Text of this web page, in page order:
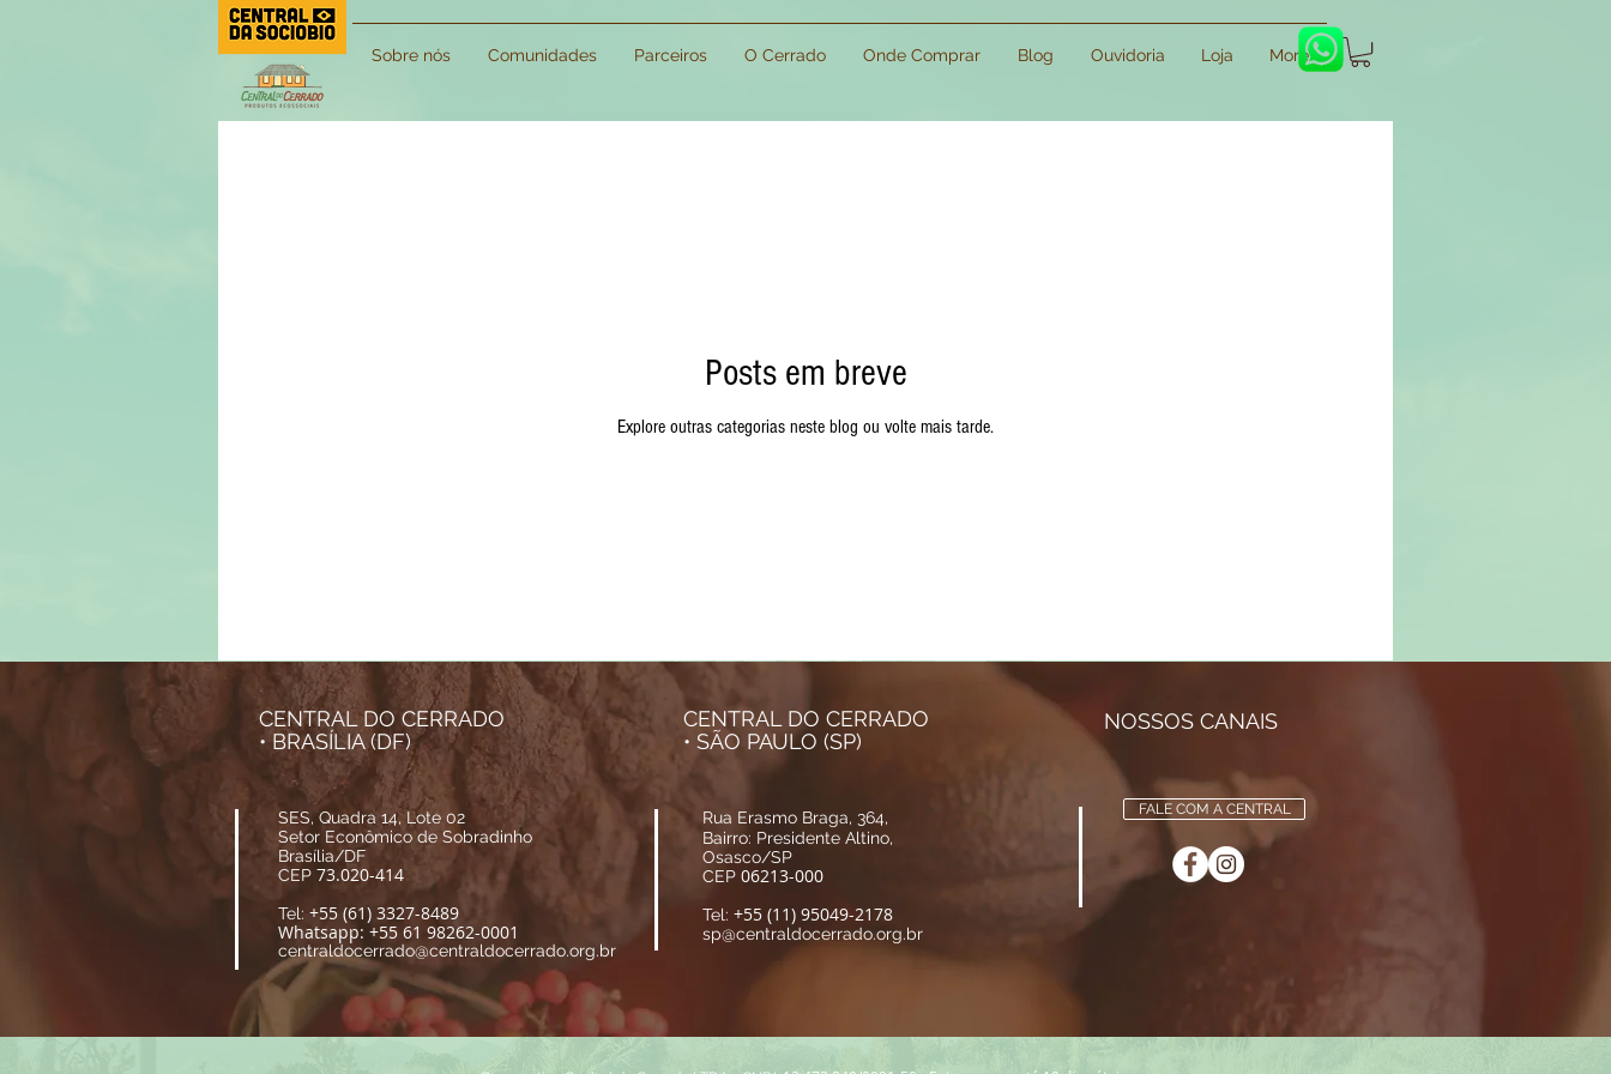
Sobre nós Comunidades Parceiros O Cerrado Onde Comprar Blog Ouvidoria Loja More
Posts em breve
Explore outras categorias neste blog ou volte mais tarde.
NOSSOS CANAIS
Rua Erasmo Braga, 364,
Bairro: Presidente Altino,
Osasco/SP
CEP 06213-000
Tel: +55 (11) 95049-2178
sp@centraldocerrado.org.br
FALE COM A CENTRAL
CENTRAL DO CERRADO
• SÃO PAULO (SP)
CENTRAL DO CERRADO
• BRASÍLIA (DF)
SES, Quadra 14, Lote 02
Setor Econômico de Sobradinho
Brasília/DF
CEP 73.020-414
Tel: +55 (61) 3327-8489
Whatsapp: +55 61 98262-0001
centraldocerrado@centraldocerrado.org.br